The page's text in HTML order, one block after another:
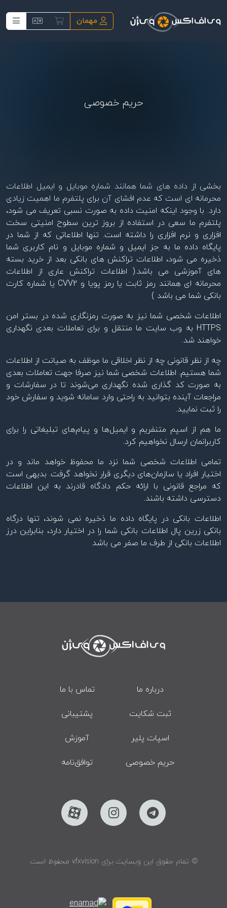
مهمان
حریم خصوصی
بخشی از داده های شما همانند شماره موبایل و ایمیل اطلاعات
محرمانه ای است که عدم افشای آن برای پلتفرم ما اهمیت زیادی
دارد. با وجود اینکه امنیت داده به صورت نسبی تعریف می شود،
پلتفرم ما سعی در استفاده از بروز ترین سطوح امنیتی سخت
افزاری و نرم افزاری را داشته است. تنها اطلاعاتی که از شما در
پایگاه داده ما به جز ایمیل و شماره موبایل و نام کاربری شما
ذخیره می شود، اطلاعات تراکنش های بانکی بعد از خرید بسته
های آموزشی می باشد.( اطلاعات تراکنش عاری از اطلاعات
محرمانه ای همانند رمز ثابت یا رمز پویا و CVV2 یا شماره کارت
بانکی شما می باشد )
اطلاعات شخصی شما نیز به صورت رمزنگاری‌ شده در بستر امن
HTTPS به وب‌ سایت ما منتقل و برای تعاملات بعدی نگهداری
خواهند شد.
چه از نظر قانونی چه از نظر اخلاقی ما موظف به صیانت از اطلاعات
شما هستیم. اطلاعات شخصی شما نیز صرفا جهت تعاملات بعدی
به صورت کد گذاری‌ شده نگهداری می‌شوند تا در سفارشات و
مراجعات آینده بتوانید به راحتی وارد سامانه شوید و سفارش خود
را ثبت نمایید.
ما هم از اسپم متنفریم و ایمیل‌ها و پیام‌های تبلیغاتی را برای
کاربرانمان ارسال نخواهیم کرد.
تمامی اطلاعات شخصی شما نزد ما محفوظ خواهد ماند و در
اختیار افراد یا سازمان‌های دیگری قرار نخواهد گرفت. بدیهی است
که مراجع قانونی با ارائه حکم دادگاه قادرند به این اطلاعات
دسترسی داشته باشند.
اطلاعات بانکی در پایگاه داده ما ذخیره نمی شوند، تنها درگاه
بانکی زرین پال اطلاعات بانکی شما را در اختیار دارد، بنابراین درز
اطلاعات بانکی از طرف ما صفر می باشد
درباره ما تماس با ما
ثبت شکایت پشتیبانی
اسپات پلیر آموزش
حریم خصوصی توافق‌نامه
© تمام حقوق این وبسایت برای vfxvision محفوظ است.